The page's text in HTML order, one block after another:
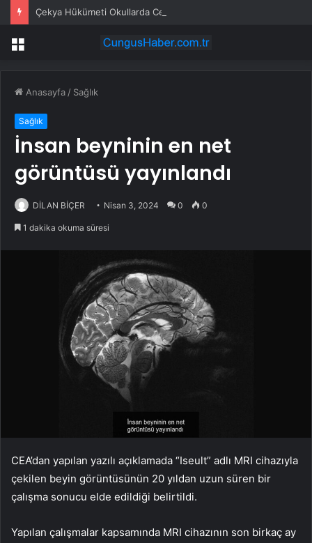
Menü
Anasayfa / Sağlık
Sağlık
İnsan beyninin en net
görüntüsü yayınlandı
DİLAN BİÇER Nisan 3, 2024 0 0
1 dakika okuma süresi
CEA’dan yapılan yazılı açıklamada “Iseult” adlı MRI cihazıyla
çekilen beyin görüntüsünün 20 yıldan uzun süren bir
çalışma sonucu elde edildiği belirtildi.
Yapılan çalışmalar kapsamında MRI cihazının son birkaç ay